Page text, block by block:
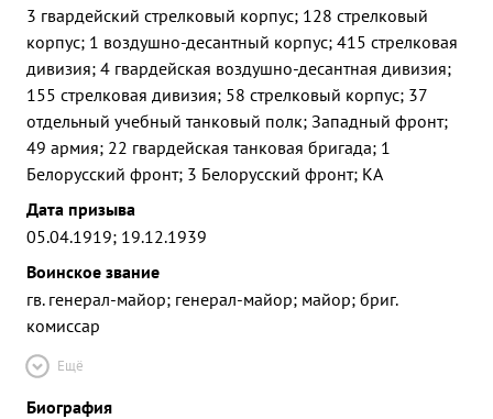
3 гвардейский стрелковый корпус; 128 стрелковый
корпус; 1 воздушно-десантный корпус; 415 стрелковая
дивизия; 4 гвардейская воздушно-десантная дивизия;
155 стрелковая дивизия; 58 стрелковый корпус; 37
отдельный учебный танковый полк; Западный фронт;
49 армия; 22 гвардейская танковая бригада; 1
Белорусский фронт; 3 Белорусский фронт; КА
Дата призыва
05.04.1919; 19.12.1939
Воинское звание
гв. генерал-майор; генерал-майор; майор; бриг.
комиссар
Ещё
Биография